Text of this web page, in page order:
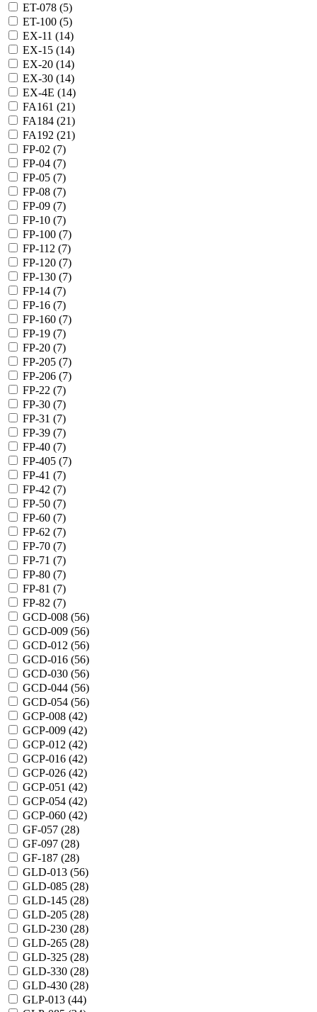
ET-078 (5)
ET-100 (5)
EX-11 (14)
EX-15 (14)
EX-20 (14)
EX-30 (14)
EX-4E (14)
FA161 (21)
FA184 (21)
FA192 (21)
FP-02 (7)
FP-04 (7)
FP-05 (7)
FP-08 (7)
FP-09 (7)
FP-10 (7)
FP-100 (7)
FP-112 (7)
FP-120 (7)
FP-130 (7)
FP-14 (7)
FP-16 (7)
FP-160 (7)
FP-19 (7)
FP-20 (7)
FP-205 (7)
FP-206 (7)
FP-22 (7)
FP-30 (7)
FP-31 (7)
FP-39 (7)
FP-40 (7)
FP-405 (7)
FP-41 (7)
FP-42 (7)
FP-50 (7)
FP-60 (7)
FP-62 (7)
FP-70 (7)
FP-71 (7)
FP-80 (7)
FP-81 (7)
FP-82 (7)
GCD-008 (56)
GCD-009 (56)
GCD-012 (56)
GCD-016 (56)
GCD-030 (56)
GCD-044 (56)
GCD-054 (56)
GCP-008 (42)
GCP-009 (42)
GCP-012 (42)
GCP-016 (42)
GCP-026 (42)
GCP-051 (42)
GCP-054 (42)
GCP-060 (42)
GF-057 (28)
GF-097 (28)
GF-187 (28)
GLD-013 (56)
GLD-085 (28)
GLD-145 (28)
GLD-205 (28)
GLD-230 (28)
GLD-265 (28)
GLD-325 (28)
GLD-330 (28)
GLD-430 (28)
GLP-013 (44)